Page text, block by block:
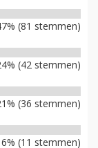
(81 stemmen)
(42 stemmen)
(36 stemmen)
6% (11 stemmen)